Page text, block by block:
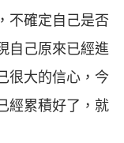
不確定自己是否
自己原來已經進
很大的信心，今
經累積好了，就